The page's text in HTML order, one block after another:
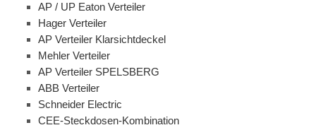
AP / UP Eaton Verteiler
Hager Verteiler
AP Verteiler Klarsichtdeckel
Mehler Verteiler
AP Verteiler SPELSBERG
ABB Verteiler
Schneider Electric
CEE-Steckdosen-Kombination